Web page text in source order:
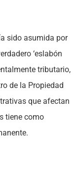
sido asumida por
‘eslabón
tributario,
de la Propiedad
que afectan
tiene como